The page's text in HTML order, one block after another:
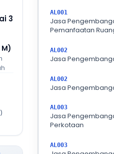
3
AL001
Jasa
Pemanfaatan
AL002
Jasa
AL002
Jasa
AL003
Jasa
Perkotaan
AL003